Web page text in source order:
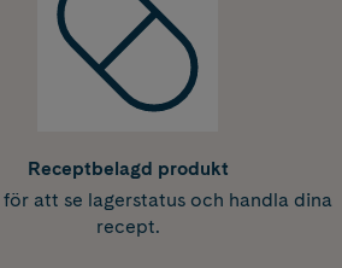
Receptbelagd produkt
för att se lagerstatus och handla dina
recept.